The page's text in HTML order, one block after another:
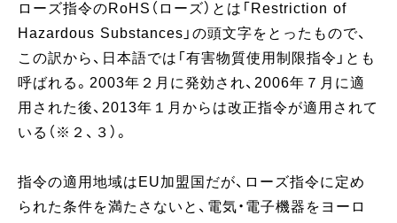
ローズ指令のRoHS（ローズ）とは「Restriction of
Hazardous Substances」の頭文字をとったもので、
この訳から、日本語では「有害物質使用制限指令」とも
呼ばれる。2003年２月に発効され、2006年７月に適
用された後、2013年１月からは改正指令が適用されて
いる（※２、３）。
指令の適用地域はEU加盟国だが、ローズ指令に定め
られた条件を満たさないと、電気・電子機器をヨーロ